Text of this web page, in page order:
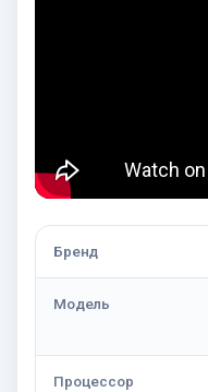
Бренд
Модель
Процессор